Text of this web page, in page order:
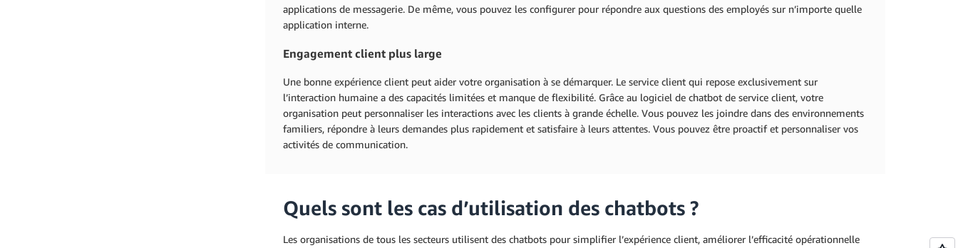
applications de messagerie. De même, vous pouvez les configurer pour répondre aux questions des employés sur n’importe quelle
application interne.
Engagement client plus large
Une bonne expérience client peut aider votre organisation à se démarquer. Le service client qui repose exclusivement sur
l’interaction humaine a des capacités limitées et manque de flexibilité. Grâce au logiciel de chatbot de service client, votre
organisation peut personnaliser les interactions avec les clients à grande échelle. Vous pouvez les joindre dans des environnements
familiers, répondre à leurs demandes plus rapidement et satisfaire à leurs attentes. Vous pouvez être proactif et personnaliser vos
activités de communication.
Quels sont les cas d’utilisation des chatbots ?
Les organisations de tous les secteurs utilisent des chatbots pour simplifier l’expérience client, améliorer l’efficacité opérationnelle